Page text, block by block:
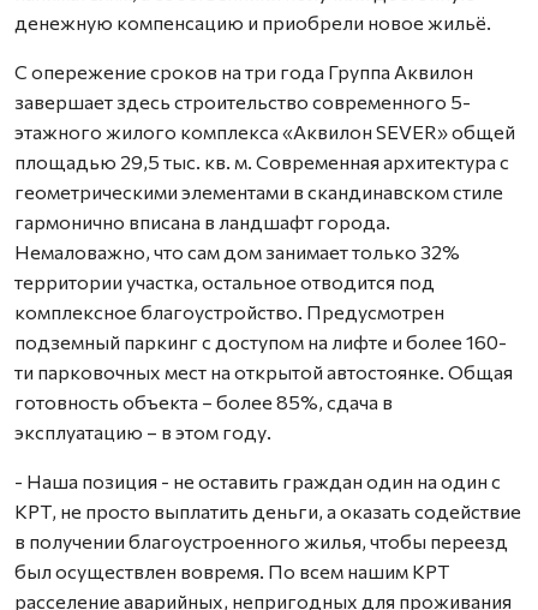
денежную компенсацию и приобрели новое жильё.
С опережение сроков на три года Группа Аквилон
завершает здесь строительство современного 5-
этажного жилого комплекса «Аквилон SEVER» общей
площадью 29,5 тыс. кв. м. Современная архитектура с
геометрическими элементами в скандинавском стиле
гармонично вписана в ландшафт города.
Немаловажно, что сам дом занимает только 32%
территории участка, остальное отводится под
комплексное благоустройство. Предусмотрен
подземный паркинг с доступом на лифте и более 160-
ти парковочных мест на открытой автостоянке. Общая
готовность объекта – более 85%, сдача в
эксплуатацию – в этом году.
- Наша позиция - не оставить граждан один на один с
КРТ, не просто выплатить деньги, а оказать содействие
в получении благоустроенного жилья, чтобы переезд
был осуществлен вовремя. По всем нашим КРТ
расселение аварийных, непригодных для проживания